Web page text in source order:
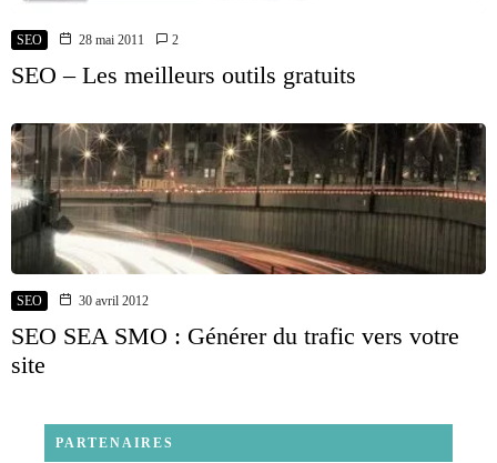
SEO 28 mai 2011 2
SEO – Les meilleurs outils gratuits
SEO 30 avril 2012
SEO SEA SMO : Générer du trafic vers votre
site
PARTENAIRES